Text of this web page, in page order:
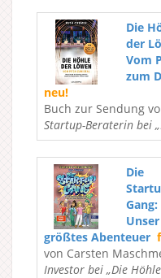
Die
der
Vom
zum
neu!
Buch zur Sendung
Startup-Beraterin bei
Die
Gang:
Unser
größtes Abenteuer
von Carsten
Investor bei „Die